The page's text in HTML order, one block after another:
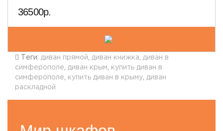
36500р.
Теги: диван прямой диван книжка
диван в
симферополе
диван крым
купить диван в
симферополе
купить диван в крыму
диван
раскладной